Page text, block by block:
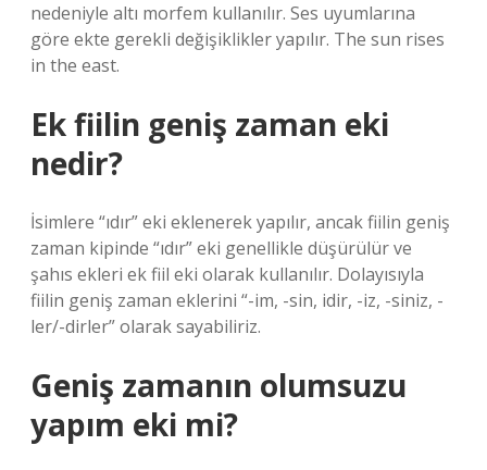
nedeniyle altı morfem kullanılır. Ses uyumlarına
göre ekte gerekli değişiklikler yapılır. The sun rises
in the east.
Ek fiilin geniş zaman eki
nedir?
İsimlere “ıdır” eki eklenerek yapılır, ancak fiilin geniş
zaman kipinde “ıdır” eki genellikle düşürülür ve
şahıs ekleri ek fiil eki olarak kullanılır. Dolayısıyla
fiilin geniş zaman eklerini “-im, -sin, idir, -iz, -siniz, -
ler/-dirler” olarak sayabiliriz.
Geniş zamanın olumsuzu
yapım eki mi?